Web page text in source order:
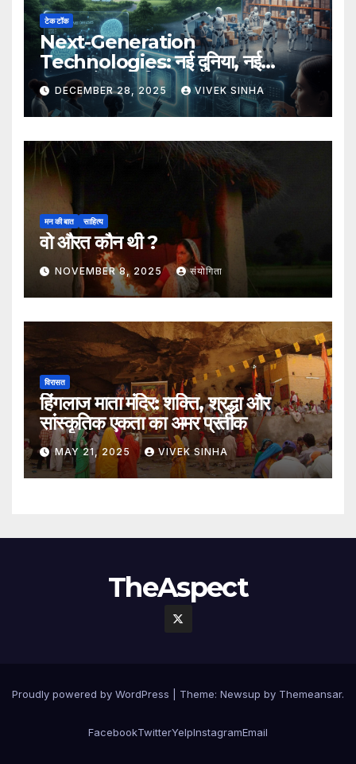
टेक टॉक
Next-Generation
Technologies: नई दुनिया, नई
संभावनाएँ, नया भविष्य
DECEMBER 28, 2025 VIVEK SINHA
मन की बात साहित्य
वो औरत कौन थी ?
NOVEMBER 8, 2025 संयोगिता
विरासत
हिंगलाज माता मंदिर: शक्ति, श्रद्धा और
सांस्कृतिक एकता का अमर प्रतीक
MAY 21, 2025 VIVEK SINHA
TheAspect
Proudly powered by WordPress Theme: Newsup by Themeansar.
FacebookTwitterYelpInstagramEmail